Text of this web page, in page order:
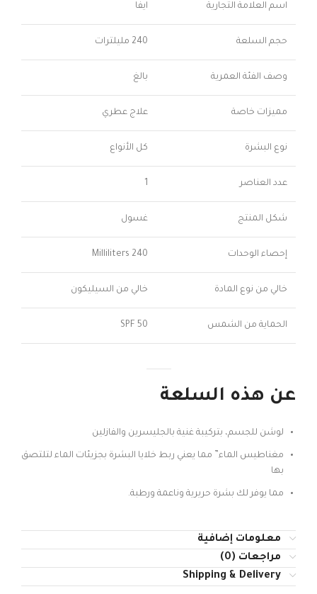
اسم العلامة التجارية ايفا
حجم السلعة 240 مليلترات
وصف الفئة العمرية بالغ
مميزات خاصة علاج عطري
نوع البشرة كل الأنواع
عدد العناصر 1
شكل المنتج غسول
إحصاء الوحدات 240 Milliliters
خالي من نوع المادة خالي من السيليكون
الحماية من الشمس 50 SPF
عن هذه السلعة
لوشن للجسم، بتركيبة غنية بالجليسرين والفازلين
مغناطيس الماء” مما يعني ربط خلايا البشرة بجزيئات الماء لتلتصق
بها
مما يوفر لك بشرة حريرية وناعمة ورطبة.
معلومات إضافية
مراجعات (0)
Shipping & Delivery